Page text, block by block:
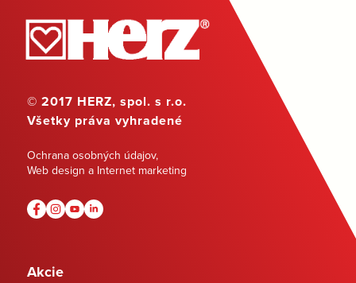
© 2017 HERZ, spol. s r.o.
Všetky práva vyhradené
Ochrana osobných údajov,
Web design a Internet marketing
Akcie